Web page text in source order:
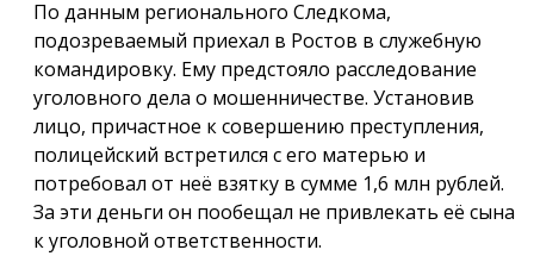
По данным регионального Следкома,
подозреваемый приехал в Ростов в служебную
командировку. Ему предстояло расследование
уголовного дела о мошенничестве. Установив
лицо, причастное к совершению преступления,
полицейский встретился с его матерью и
потребовал от неё взятку в сумме 1,6 млн рублей.
За эти деньги он пообещал не привлекать её сына
к уголовной ответственности.